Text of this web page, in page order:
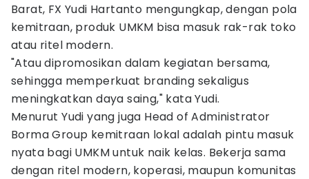
Barat, FX Yudi Hartanto mengungkap, dengan pola
kemitraan, produk UMKM bisa masuk rak-rak toko
atau ritel modern.
"Atau dipromosikan dalam kegiatan bersama,
sehingga memperkuat branding sekaligus
meningkatkan daya saing," kata Yudi.
Menurut Yudi yang juga Head of Administrator
Borma Group kemitraan lokal adalah pintu masuk
nyata bagi UMKM untuk naik kelas. Bekerja sama
dengan ritel modern, koperasi, maupun komunitas